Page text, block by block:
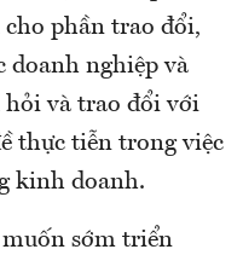
phần trao đổi,
doanh nghiệp và
hỏi và trao đổi với
thực tiễn trong việc
kinh doanh.
sớm triển